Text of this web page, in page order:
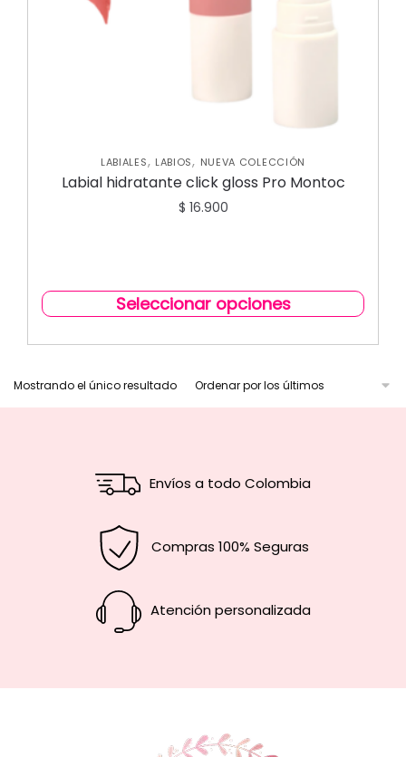
LABIALES, LABIOS, NUEVA COLECCIÓN
Labial hidratante click gloss Pro Montoc
$ 16.900
Seleccionar opciones
Mostrando el único resultado
Envíos a todo Colombia
Compras 100% Seguras
Atención personalizada